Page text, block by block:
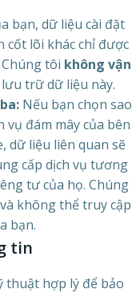
bạn, dữ liệu cài đặt
cốt lõi khác chỉ được
Chúng tôi không vận
trữ dữ liệu này.
Nếu bạn chọn sao
vụ đám mây của bên
dữ liệu liên quan sẽ
cấp dịch vụ tương
tư của họ. Chúng
không thể truy cập
bạn.
tin
thuật hợp lý để bảo